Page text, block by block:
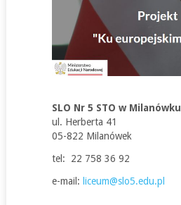
SLO Nr 5 STO w Milanówku
ul. Herberta 41
05-822 Milanówek
tel: 22 758 36 92
e-mail: liceum@slo5.edu.pl